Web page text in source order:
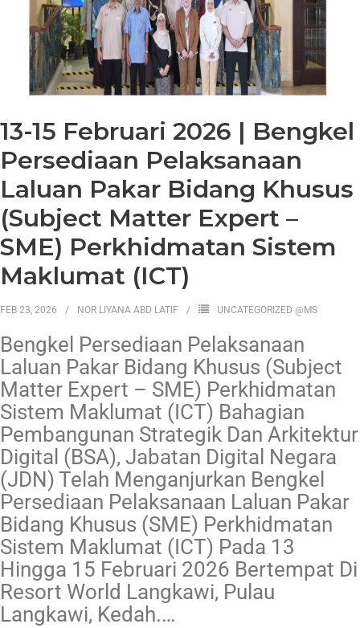
13-15 Februari 2026 | Bengkel
Persediaan Pelaksanaan
Laluan Pakar Bidang Khusus
(Subject Matter Expert –
SME) Perkhidmatan Sistem
Maklumat (ICT)
FEB 23, 2026 NOR LIYANA ABD LATIF UNCATEGORIZED @MS
Bengkel Persediaan Pelaksanaan
Laluan Pakar Bidang Khusus (Subject
Matter Expert – SME) Perkhidmatan
Sistem Maklumat (ICT) Bahagian
Pembangunan Strategik Dan Arkitektur
Digital (BSA), Jabatan Digital Negara
(JDN) Telah Menganjurkan Bengkel
Persediaan Pelaksanaan Laluan Pakar
Bidang Khusus (SME) Perkhidmatan
Sistem Maklumat (ICT) Pada 13
Hingga 15 Februari 2026 Bertempat Di
Resort World Langkawi, Pulau
Langkawi, Kedah.…